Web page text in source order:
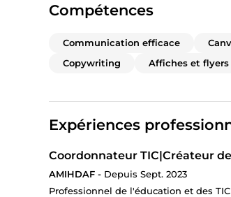
Compétences
Communication efficace
Copywriting
Affiches et flyers
Expériences
Coordonnateur TIC|Créateur
AMIHDAF - Depuis Sept. 2023
Professionnel de l'éducation et des